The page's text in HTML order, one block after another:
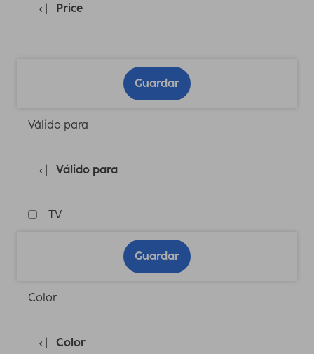
Price
Guardar
Válido para
Válido para
TV
Guardar
Color
Color